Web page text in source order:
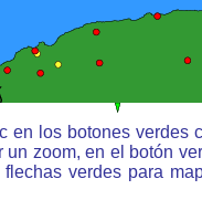
en los botones verdes
un zoom, en el botón
verdes para